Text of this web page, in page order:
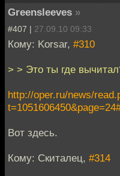
Greensleeves »
#407 | 27.09.10 09:33
Кому: Korsar, #310
> > Это ты где
http://oper.ru/news/
Вот здесь.
Кому: Скиталец, #314